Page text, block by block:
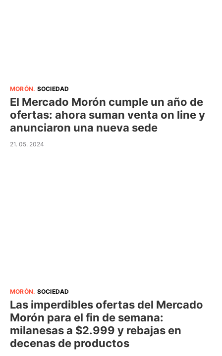
MORÓN. SOCIEDAD
El Mercado Morón cumple un año de
ofertas: ahora suman venta on line y
anunciaron una nueva sede
21. 05. 2024
MORÓN. SOCIEDAD
Las imperdibles ofertas del Mercado
Morón para el fin de semana:
milanesas a $2.999 y rebajas en
decenas de productos